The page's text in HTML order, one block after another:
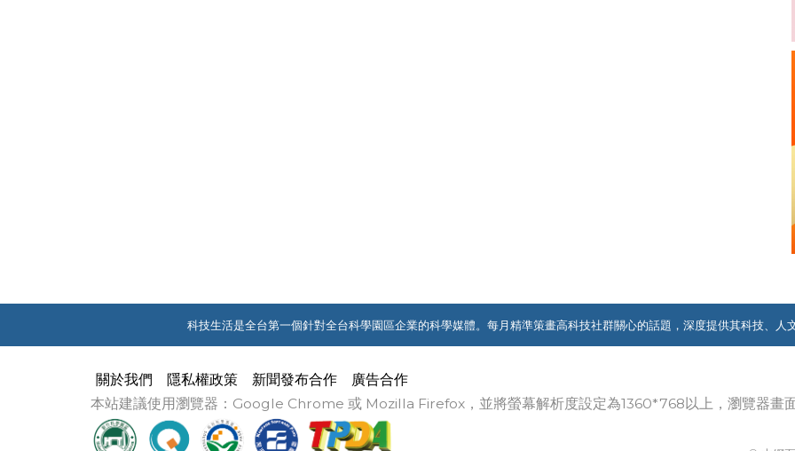
科技生活是全台第一個針對全台科學園區企業的科學媒體。每月精準策畫高科技社群關心的話題，深度提供其科技、人
關於我們 隱私權政策 新聞發布合作
廣告合作
本站建議使用瀏覽器：Google Chrome 或 Mozilla Firefox，並將螢幕解析度設定為1360*768以上，瀏覽器畫